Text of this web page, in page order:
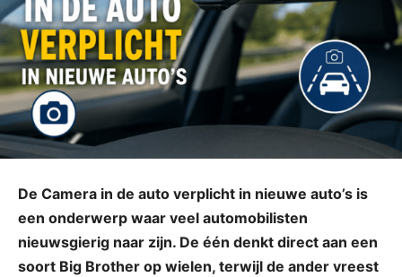
De Camera in de auto verplicht in nieuwe auto’s is
een onderwerp waar veel automobilisten
nieuwsgierig naar zijn. De één denkt direct aan een
soort Big Brother op wielen, terwijl de ander vreest